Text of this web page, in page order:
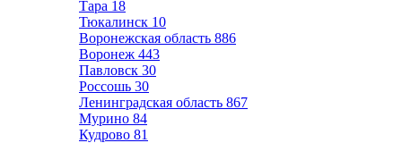
Тара 18
Тюкалинск 10
Воронежская область 886
Воронеж 443
Павловск 30
Россошь 30
Ленинградская область 867
Мурино 84
Кудрово 81